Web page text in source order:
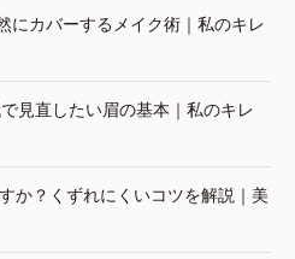
にカバーするメイク術｜私のキレ
見直したい眉の基本｜私のキレ
か？くずれにくいコツを解説｜美